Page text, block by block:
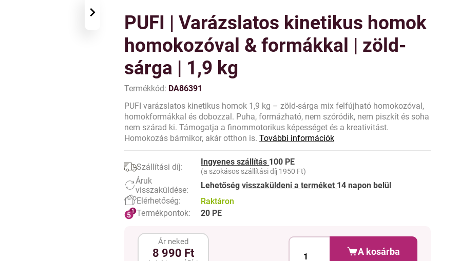
›
PUFI | Varázslatos kinetikus homok
homokozóval & formákkal | zöld-
sárga | 1,9 kg
Termékkód: DA86391
PUFI varázslatos kinetikus homok 1,9 kg – zöld-sárga mix felfújható homokozóval,
homokformákkal és dobozzal. Puha, formázható, nem szóródik, nem piszkít és soha
nem szárad ki. Támogatja a finommotorikus képességet és a kreativitást.
Homokozás bármikor, akár otthon is.További információk
Szállítási díj: Ingyenes szállítás 100 PE
(a szokásos szállítási díj 1950 Ft)
Áruk
visszaküldése:
Lehetőségvisszaküldeni a terméket 14 napon belül
Elérhetőség:
Raktáron
Termékpontok:
20 PE
Ár neked
8 990 Ft A kosárba